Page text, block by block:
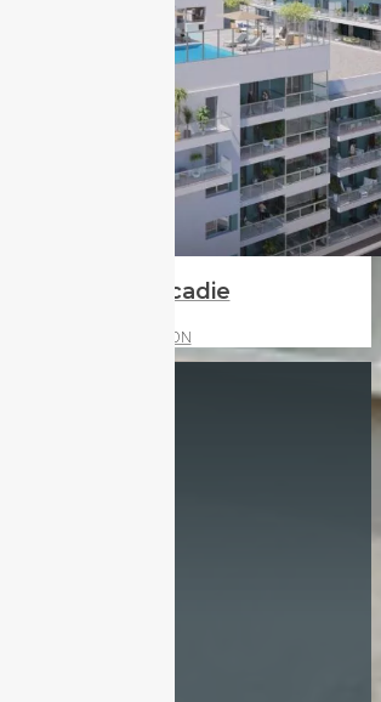
Les Jardins d’Arcadie
CANET EN ROUSSILLON